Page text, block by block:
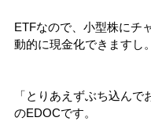
ETFなので、小型株にチ
動的に現金化できますし。
「とりあえずぶち込んで
のEDOCです。